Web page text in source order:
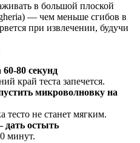
в большой плоской
— чем меньше сгибов в
при извлечении, будучи
80 секунд
край теста запечется.
микроволновку на
тесто не станет мягким.
дать остыть
минут.